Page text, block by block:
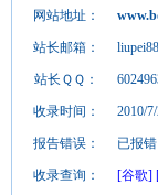
网站地址：
站长邮箱：
站长ＱＱ：
收录时间： 2010/
报告错误： 已报
收录查询： [谷歌]